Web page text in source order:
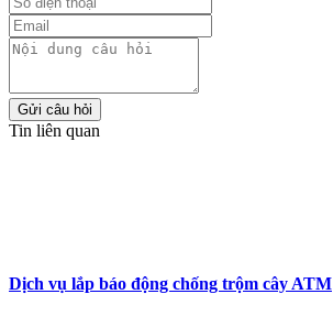
Gửi câu hỏi
Tin liên quan
Dịch vụ lắp báo động chống trộm cây ATM